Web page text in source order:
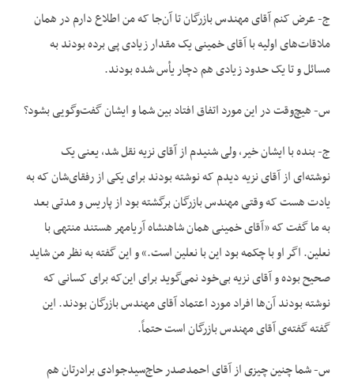
ج- عرض کنم آقای مهندس بازرگان تا آن‌جا که من اطلاع دارم در همان
ملاقات‌های اولیه با آقای خمینی یک مقدار زیادی پی برده بودند به
مسائل و تا یک حدود زیادی هم دچار یأس شده بودند.
س- هیچ‌وقت در این مورد اتفاق افتاد بین شما و ایشان گفت‌وگویی بشود؟
ج- بنده با ایشان خیر، ولی شنیدم از آقای نزیه نقل شد، یعنی یک
نوشته‌ای از آقای نزیه دیدم که نوشته بودند برای یکی از رفقای‌شان که به
یادت هست که وقتی مهندس بازرگان برگشته بود از پاریس و مدتی بعد
به ما گفت که «آقای خمینی همان شاهنشاه آریامهر هستند منتهی با
نعلین. اگر او با چکمه بود این با نعلین است.» و این گفته به نظر من شاید
صحیح بوده و آقای نزیه بی‌خود نمی‌گوید برای این‌که برای کسانی که
نوشته بودند آن‌ها افراد مورد اعتماد آقای مهندس بازرگان بودند. این
گفته گفته‌ی آقای مهندس بازرگان است حتماً.
س- شما چنین چیزی از آقای احمدصدر حاج‌سیدجوادی برادرتان هم